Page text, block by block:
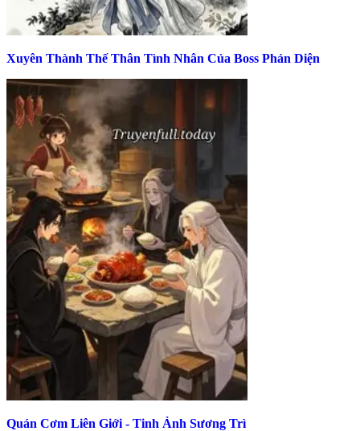
Xuyên Thành Thế Thân Tình Nhân Của Boss Phản Diện
Quán Cơm Liên Giới - Tinh Ảnh Sương Trì